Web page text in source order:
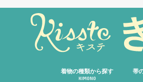
着物の種類から探す
KIMONO
帯